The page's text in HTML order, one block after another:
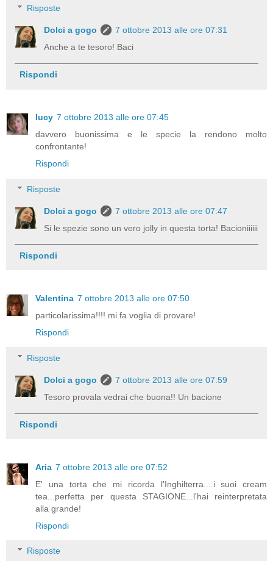
Risposte
Dolci a gogo
7 ottobre 2013 alle ore 07:31
Anche a te tesoro! Baci
Rispondi
lucy 7 ottobre 2013 alle ore 07:45
davvero buonissima e le specie la rendono molto
confrontante!
Rispondi
Risposte
Dolci a gogo
7 ottobre 2013 alle ore 07:47
Si le spezie sono un vero jolly in questa torta! Bacioniiiiii
Rispondi
Valentina 7 ottobre 2013 alle ore 07:50
particolarissima!!!! mi fa voglia di provare!
Rispondi
Risposte
Dolci a gogo
7 ottobre 2013 alle ore 07:59
Tesoro provala vedrai che buona!! Un bacione
Rispondi
Aria 7 ottobre 2013 alle ore 07:52
E' una torta che mi ricorda l'Inghilterra....i suoi cream
tea...perfetta per questa STAGIONE...l'hai reinterpretata
alla grande!
Rispondi
Risposte